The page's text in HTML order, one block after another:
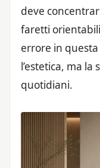
deve
faretti
errore in
l’estetica, ma la
quotidiani.